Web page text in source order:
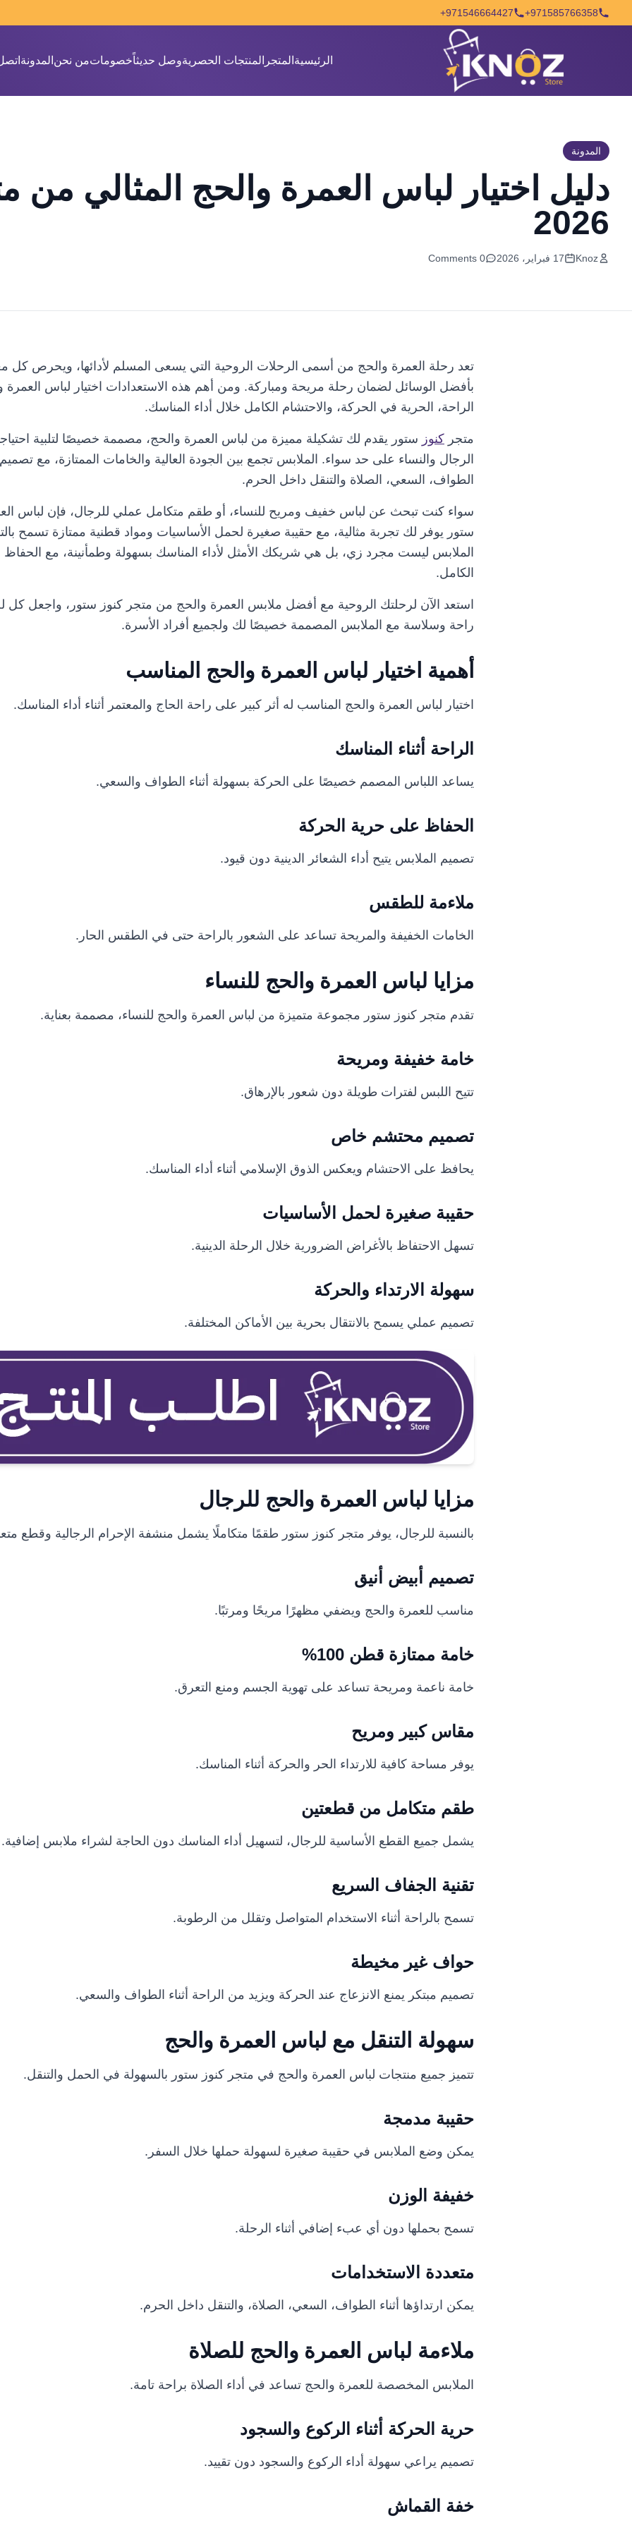
Skip to content
971585766358+
971546664427+
الرئيسية المتجر المنتجات الحصريةوصل حديثاًخصوماتمن نحن المدونة
المدونة
دليل اختيار لباس العمرة والحج المثالي من
2026
Knoz 17 فبراير، 2026 0 Comments
تعد رحلة العمرة والحج من أسمى الرحلات الروحية التي يسعى المسلم لأدائها، ويحرص كل
بأفضل الوسائل لضمان رحلة مريحة ومباركة. ومن أهم هذه الاستعدادات اختيار لباس العمرة
الراحة، الحرية في الحركة، والاحتشام الكامل خلال أداء المناسك.
متجر كنوز ستور يقدم لك تشكيلة مميزة من لباس العمرة والحج، مصممة خصيصًا لتلبية
الرجال والنساء على حد سواء. الملابس تجمع بين الجودة العالية والخامات الممتازة، مع
الطواف، السعي، الصلاة والتنقل داخل الحرم.
سواء كنت تبحث عن لباس خفيف ومريح للنساء، أو طقم متكامل عملي للرجال، فإن لباس
ستور يوفر لك تجربة مثالية، مع حقيبة صغيرة لحمل الأساسيات ومواد قطنية ممتازة تسمح
الملابس ليست مجرد زي، بل هي شريكك الأمثل لأداء المناسك بسهولة وطمأنينة، مع الحفاظ
الكامل.
استعد الآن لرحلتك الروحية مع أفضل ملابس العمرة والحج من متجر كنوز ستور، واجعل كل
راحة وسلاسة مع الملابس المصممة خصيصًا لك ولجميع أفراد الأسرة.
أهمية اختيار لباس العمرة والحج المناسب
اختيار لباس العمرة والحج المناسب له أثر كبير على راحة الحاج والمعتمر أثناء أداء المناسك.
الراحة أثناء المناسك
يساعد اللباس المصمم خصيصًا على الحركة بسهولة أثناء الطواف والسعي.
الحفاظ على حرية الحركة
تصميم الملابس يتيح أداء الشعائر الدينية دون قيود.
ملاءمة للطقس
الخامات الخفيفة والمريحة تساعد على الشعور بالراحة حتى في الطقس الحار.
مزايا لباس العمرة والحج للنساء
تقدم متجر كنوز ستور مجموعة متميزة من لباس العمرة والحج للنساء، مصممة بعناية.
خامة خفيفة ومريحة
تتيح اللبس لفترات طويلة دون شعور بالإرهاق.
تصميم محتشم خاص
يحافظ على الاحتشام ويعكس الذوق الإسلامي أثناء أداء المناسك.
حقيبة صغيرة لحمل الأساسيات
تسهل الاحتفاظ بالأغراض الضرورية خلال الرحلة الدينية.
سهولة الارتداء والحركة
تصميم عملي يسمح بالانتقال بحرية بين الأماكن المختلفة.
مزايا لباس العمرة والحج للرجال
بالنسبة للرجال، يوفر متجر كنوز ستور طقمًا متكاملًا يشمل منشفة الإحرام الرجالية وقطع
تصميم أبيض أنيق
مناسب للعمرة والحج ويضفي مظهرًا مريحًا ومرتبًا.
خامة ممتازة قطن 100%
خامة ناعمة ومريحة تساعد على تهوية الجسم ومنع التعرق.
مقاس كبير ومريح
يوفر مساحة كافية للارتداء الحر والحركة أثناء المناسك.
طقم متكامل من قطعتين
يشمل جميع القطع الأساسية للرجال، لتسهيل أداء المناسك دون الحاجة لشراء ملابس إضافية.
تقنية الجفاف السريع
تسمح بالراحة أثناء الاستخدام المتواصل وتقلل من الرطوبة.
حواف غير مخيطة
تصميم مبتكر يمنع الانزعاج عند الحركة ويزيد من الراحة أثناء الطواف والسعي.
سهولة التنقل مع لباس العمرة والحج
تتميز جميع منتجات لباس العمرة والحج في متجر كنوز ستور بالسهولة في الحمل والتنقل.
حقيبة مدمجة
يمكن وضع الملابس في حقيبة صغيرة لسهولة حملها خلال السفر.
خفيفة الوزن
تسمح بحملها دون أي عبء إضافي أثناء الرحلة.
متعددة الاستخدامات
يمكن ارتداؤها أثناء الطواف، السعي، الصلاة، والتنقل داخل الحرم.
ملاءمة لباس العمرة والحج للصلاة
الملابس المخصصة للعمرة والحج تساعد في أداء الصلاة براحة تامة.
حرية الحركة أثناء الركوع والسجود
تصميم يراعي سهولة أداء الركوع والسجود دون تقييد.
خفة القماش